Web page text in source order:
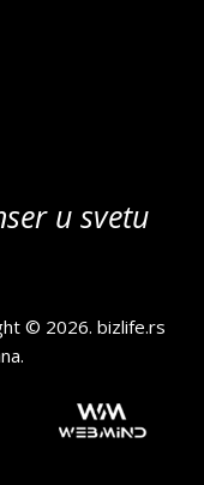
u svetu
© 2026.bizlife.rs